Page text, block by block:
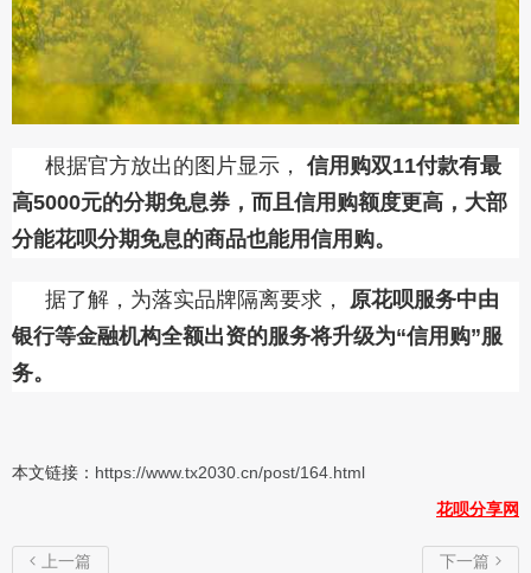
根据官方放出的图片显示， 信用购双11付款有最
高5000元的分期免息券，而且信用购额度更高，大部
分能花呗分期免息的商品也能用信用购。
据了解，为落实品牌隔离要求， 原花呗服务中由
银行等金融机构全额出资的服务将升级为“信用购”服
务。
本文链接： https://www.tx2030.cn/post/164.html
花呗分享网
 上一篇 下一篇 